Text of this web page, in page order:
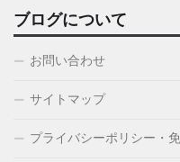
ブログについて
お問い合わせ
サイトマップ
プライバシーポリシー・